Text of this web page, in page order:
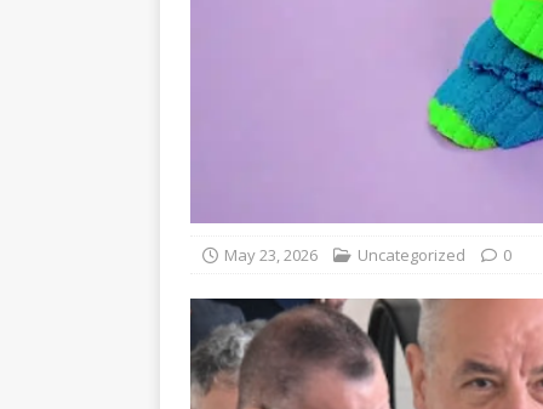
May 23, 2026 Uncategorized 0